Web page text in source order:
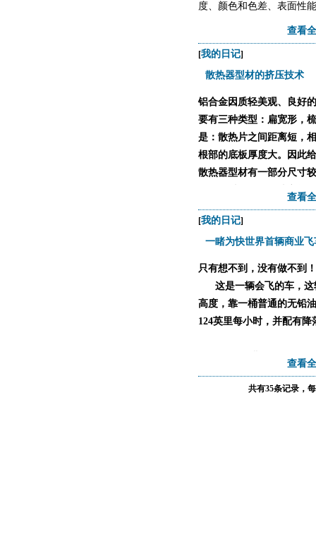
度、颜色和色差、表面性
查看
[我的日记]
散热器型材的挤压技术
铝合金因质轻美观、良好
要有三种类型：扁宽形，
是：散热片之间距离短，
根部的底板厚度大。因此
散热器型材有一部分尺寸
有的不对称，散热片之间
查看
[我的日记]
一睹为快世界首辆商业飞
只有想不到，没有做不到
这是一辆会飞的车，这
高度，靠一桶普通的无铅
124英里每小时，并配有
查看
共有35条记录，